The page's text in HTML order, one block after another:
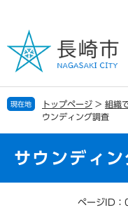
の
で
す
ー
ば
し
現在地 トップページ > 組織
ウンディング調査
サウンディン
ページID